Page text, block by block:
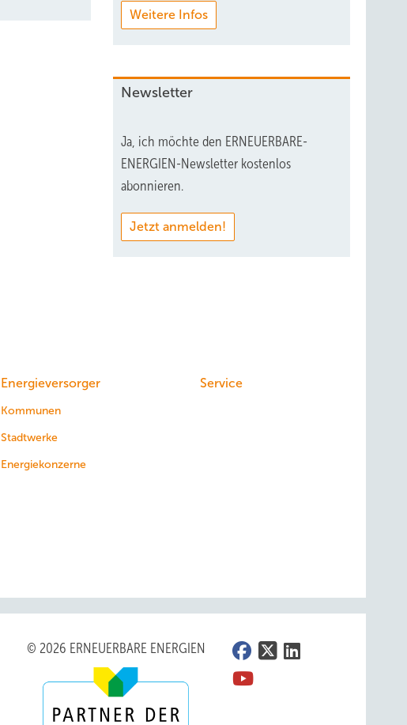
Weitere Infos
Newsletter
Ja, ich möchte den ERNEUERBARE-
ENERGIEN-Newsletter kostenlos
abonnieren.
Jetzt anmelden!
Energieversorger
Kommunen
Stadtwerke
Energiekonzerne
Service
© 2026 ERNEUERBARE ENERGIEN